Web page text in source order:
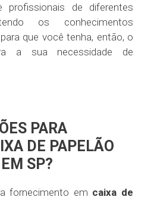
de diferentes
os conhecimentos
que você tenha, então, o
a sua necessidade de
PARA
DE PAPELÃO
SP?
fornecimento em caixa de